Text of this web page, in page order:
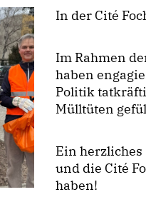
In der Cité
Im Rahmen
haben
Politik
Mülltüten
Ein herzliches
und die Cité
haben!